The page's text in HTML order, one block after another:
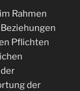
Rahmen
Pflichten
der